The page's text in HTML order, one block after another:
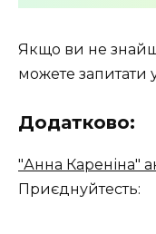
Якщо ви не
можете запитати
Додатково:
"Анна Кареніна"
Приєднуйтесть: